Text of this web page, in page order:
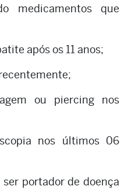
medicamentos que
após os 11 anos;
ou piercing nos
nos últimos 06
portador de doença